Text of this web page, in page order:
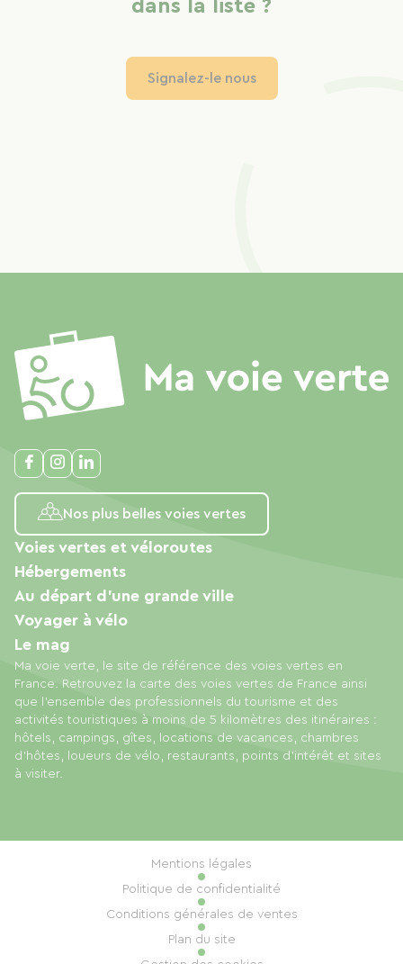
dans la liste ?
Signalez-le nous
Nos plus belles voies vertes
Ma voie verte, le site de référence des voies vertes en
France. Retrouvez la carte des voies vertes de France ainsi
que l'ensemble des professionnels du tourisme et des
activités touristiques à moins de 5 kilomètres des itinéraires :
hôtels, campings, gîtes, locations de vacances, chambres
d'hôtes, loueurs de vélo, restaurants, points d'intérêt et sites
à visiter.
Voies vertes et véloroutes
Hébergements
Au départ d'une grande ville
Voyager à vélo
Le mag
Mentions légales
Politique de confidentialité
Conditions générales de ventes
Plan du site